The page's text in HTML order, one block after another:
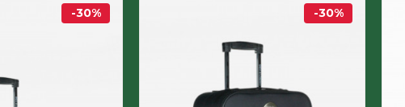
-30% -30%